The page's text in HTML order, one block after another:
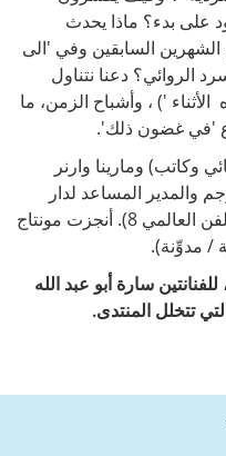
على بدء؟ ماذا يحدث
السابقين وفي 'الى
الروائي؟ دعنا نتناول
') ، وأشباح الزمن، ما
'في غضون ذلك'.
وكاتب) ومارينا وارنر
والمدير المساعد لدار
'المأمون' والمدير المساعد لمنتدى الفن العالمي 8). أنجزت مونتاج
/ مدوِّنة).
سارة أبو عبد الله
تتخلل المنتدى.